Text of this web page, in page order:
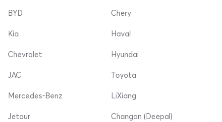
BYD
Kia
Chevrolet
Chery
Haval
Hyundai
JAC
Mercedes-Benz
Jetour
Toyota
LiXiang
Changan (Deepal)